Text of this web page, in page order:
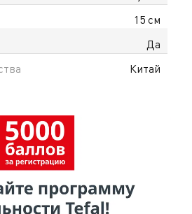
официальную гарантию в
по всему Казахстану.
15 см
Да
Китай